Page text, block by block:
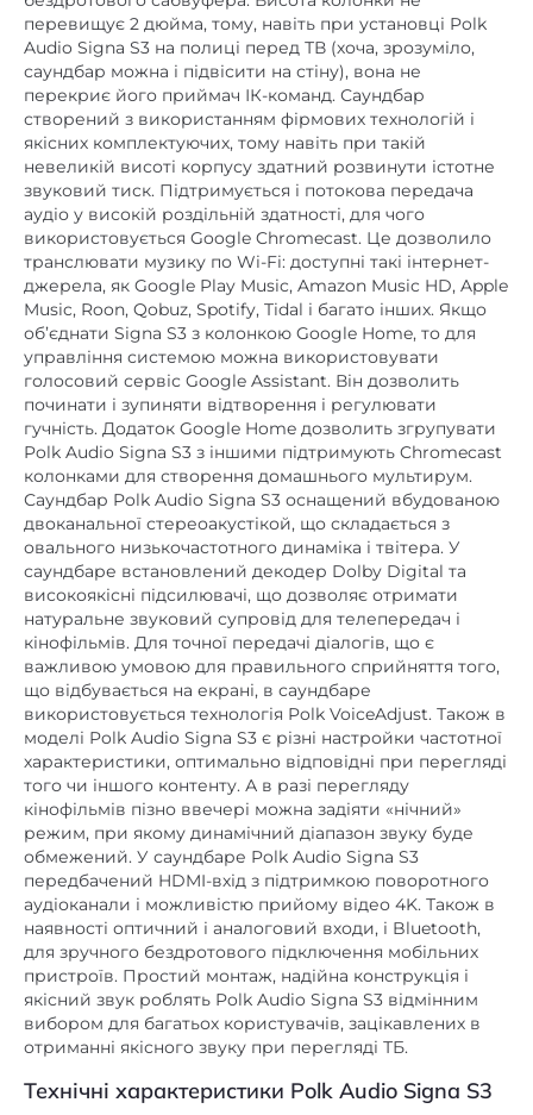
AirPlay немає
Bluetooth Bluetooth 4.0
DLNA немає
Ethernet немає
mini Jack 3,5 mm х1
NFC немає
TWS (бездротове стерео) немає
USB роз'єм немає
Wi-Fi немає
Автономність, год.
(ємність акумулятора,
мАг)
немає
Вбудований FM-
приймач
немає
Вбудований аудіоплеєр немає
Вбудований мікрофон немає
Діаметр НЧ дифузора,
дюйм
25,5
Док-станція немає
Інтернет-радіо немає
Інші немає
Картрідер немає
Матеріал корпусу
пластик + метал
(колонки) / МДФ
(сабвуфер)
Пиловологозахищений
корпус
немає
Підсилювач вбудований
Пульт ДК бездротовий
Audio Signa S3 на полиці перед ТВ (хоча, зрозуміло,
саундбар можна і підвісити на стіну), вона не
перекриє його приймач ІК-команд. Саундбар
створений з використанням фірмових технологій і
якісних комплектуючих, тому навіть при такій
невеликій висоті корпусу здатний розвинути істотне
звуковий тиск. Підтримується і потокова передача
аудіо у високій роздільній здатності, для чого
використовується Google Chromecast. Це дозволило
транслювати музику по Wi-Fi: доступні такі інтернет-
джерела, як Google Play Music, Amazon Music HD, Apple
Music, Roon, Qobuz, Spotify, Tidal і багато інших. Якщо
об’єднати Signa S3 з колонкою Google Home, то для
управління системою можна використовувати
голосовий сервіс Google Assistant. Він дозволить
починати і зупиняти відтворення і регулювати
гучність. Додаток Google Home дозволить згрупувати
Polk Audio Signa S3 з іншими підтримують Chromecast
колонками для створення домашнього мультирум.
Саундбар Polk Audio Signa S3 оснащений вбудованою
двоканальної стереоакустікой, що складається з
овального низькочастотного динаміка і твітера. У
саундбаре встановлений декодер Dolby Digital та
високоякісні підсилювачі, що дозволяє отримати
натуральне звуковий супровід для телепередач і
кінофільмів. Для точної передачі діалогів, що є
важливою умовою для правильного сприйняття того,
що відбувається на екрані, в саундбаре
використовується технологія Polk VoiceAdjust. Також в
моделі Polk Audio Signa S3 є різні настройки частотної
характеристики, оптимально відповідні при перегляді
того чи іншого контенту. А в разі перегляду
кінофільмів пізно ввечері можна задіяти «нічний»
режим, при якому динамічний діапазон звуку буде
обмежений. У саундбаре Polk Audio Signa S3
передбачений HDMI-вхід з підтримкою поворотного
аудіоканали і можливістю прийому відео 4K. Також в
наявності оптичний і аналоговий входи, і Bluetooth,
для зручного бездротового підключення мобільних
пристроїв. Простий монтаж, надійна конструкція і
якісний звук роблять Polk Audio Signa S3 відмінним
вибором для багатьох користувачів, зацікавлених в
отриманні якісного звуку при перегляді ТБ.
Технічні характеристики Polk Audio Signa S3
Динаміки (саундбар):